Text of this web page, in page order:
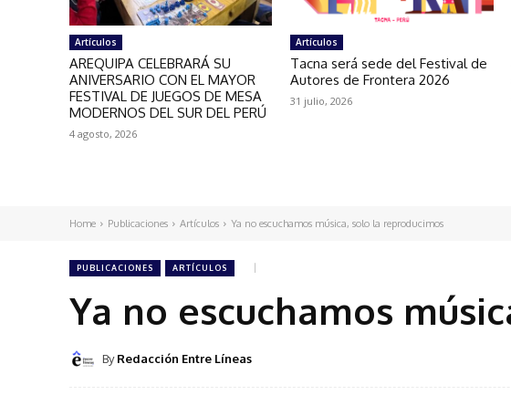
Artículos
AREQUIPA CELEBRARÁ SU
ANIVERSARIO CON EL MAYOR
FESTIVAL DE JUEGOS DE MESA
MODERNOS DEL SUR DEL PERÚ
4 agosto, 2026
Artículos
Tacna será sede del Festival de
Autores de Frontera 2026
31 julio, 2026